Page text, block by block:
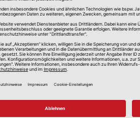
Online verfügbar In Filiale erhältlich
Merken